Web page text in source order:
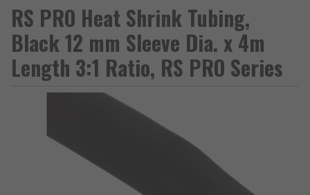
RS PRO Heat Shrink Tubing,
Black 12 mm Sleeve Dia. x 4m
Length 3:1 Ratio, RS PRO Series